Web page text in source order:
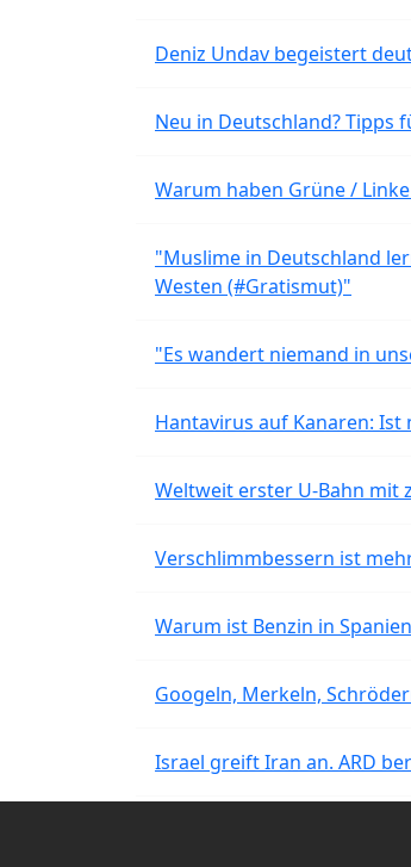
Deniz Undav begeistert
Neu in Deutschland? Tipps
Warum haben Grüne /
"Muslime in Deutschland
Westen (#Gratismut)"
"Es wandert niemand in
Hantavirus auf Kanaren:
Weltweit erster U-Bahn mit
Verschlimmbessern ist
Warum ist Benzin in
Googeln, Merkeln,
Israel greift Iran an. ARD